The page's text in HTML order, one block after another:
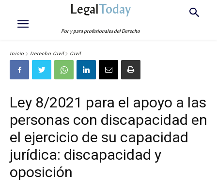
LegalToday
Por y para profesionales del Derecho
Inicio Derecho Civil Civil
Ley 8/2021 para el apoyo a las
personas con discapacidad en
el ejercicio de su capacidad
jurídica: discapacidad y
oposición